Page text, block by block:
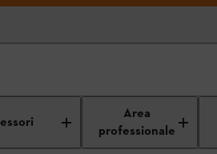
Area
professionale